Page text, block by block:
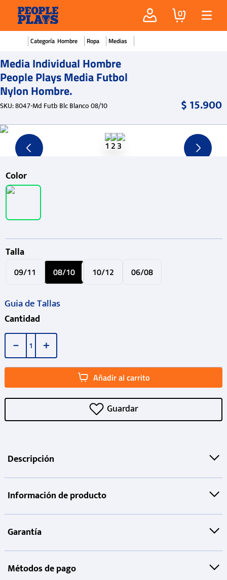
0
Hombre Ropa Medias
Media Individual Hombre
People Plays Media Futbol
Nylon Hombre.
SKU:8047-Md Futb Blc Blanco 08/10 $15.900
Color
Talla
09/11 08/10 10/12 06/08
Guia de Tallas
Cantidad
＋
－
Añadir al carrito
Descripción
Información de producto
Garantía
Métodos de pago